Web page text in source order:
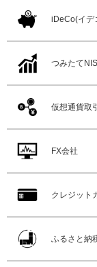
iDeCo(イデ
つみたて
仮想通貨取
FX会社
クレジット
ふるさと納